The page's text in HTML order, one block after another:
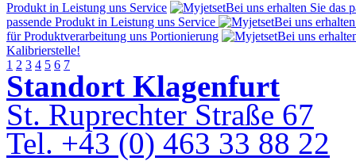
Produkt in Leistung uns Service
Bei uns erhalten Sie das
passende Produkt in Leistung uns Service
Bei uns
für Produktverarbeitung uns Portionierung
Bei uns
Kalibrierstelle!
1 2 3 4 5 6 7
Standort Klagenfurt
St. Ruprechter Straße 67
Tel. +43 (0) 463 33 88 22